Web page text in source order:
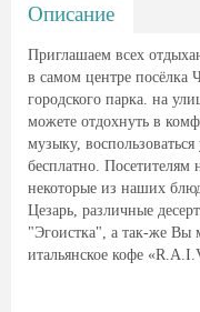
Описание
Приглашаем всех
в самом центре посёлка
городского парка. на
можете отдохнуть в
музыку,
бесплатно. Посетителям
некоторые из наших
Цезарь, различные
"Эгоистка", а так-же Вы
итальянское кофе